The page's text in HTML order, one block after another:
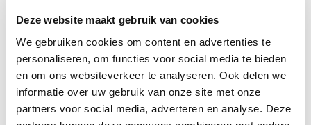
Deze website maakt gebruik van cookies
We gebruiken cookies om content en advertenties te
personaliseren, om functies voor social media te bieden
en om ons websiteverkeer te analyseren. Ook delen we
informatie over uw gebruik van onze site met onze
partners voor social media, adverteren en analyse. Deze
Naam *
E-mail
Vink dit aan als u op de hoogte gehouden wil worden.